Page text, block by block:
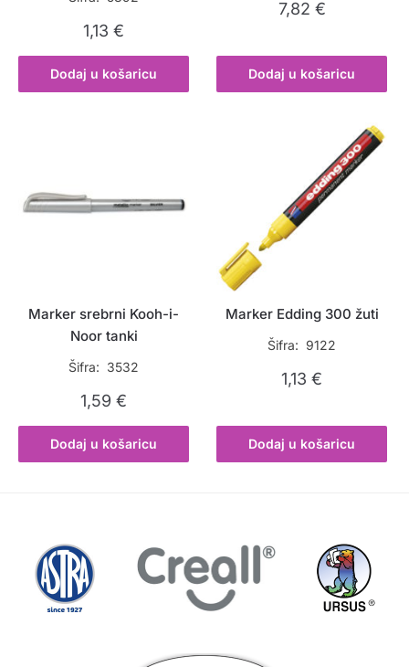
1,13€
Dodaj u košaricu
7,82 €
Dodaj u košaricu
Marker srebrni Kooh-i-
Noor tanki
Šifra: 3532
1,59€
Dodaj u košaricu
Marker Edding 300 žuti
Šifra: 9122
1,13€
Dodaj u košaricu